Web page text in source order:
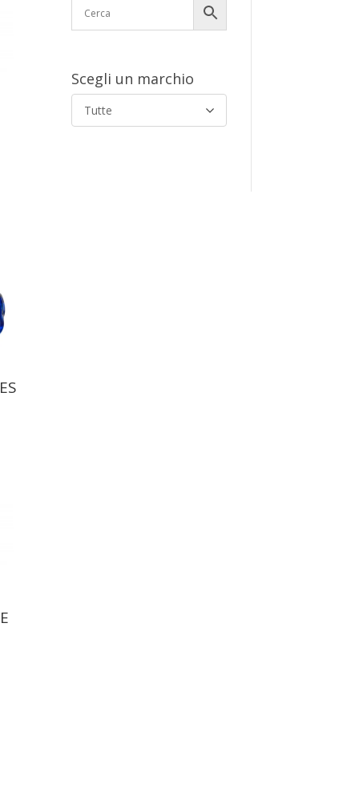
Scegli un marchio
Tutte